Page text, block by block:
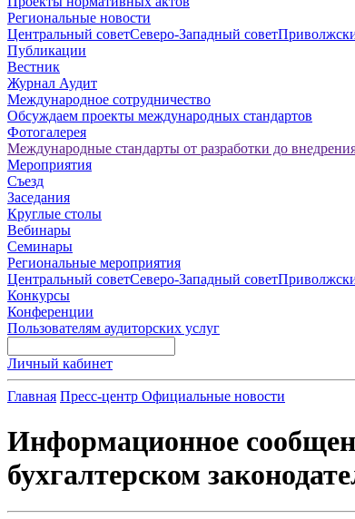
Региональные новости
Центральный советСеверо-Западный совет
Публикации
Вестник
Журнал Аудит
Международное сотрудничество
Обсуждаем проекты международных стандартов
Фотогалерея
Международные стандарты от разработки до
Мероприятия
Съезд
Заседания
Круглые столы
Вебинары
Семинары
Региональные мероприятия
Центральный советСеверо-Западный совет
Конкурсы
Конференции
Пользователям аудиторских услуг
Личный кабинет
Главная Пресс-центр Официальные новости
Информационное
бухгалтерском